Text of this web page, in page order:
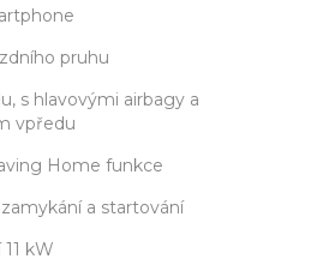
pruhu
s hlavovými airbagy a
vpředu
Home funkce
a startování
kW